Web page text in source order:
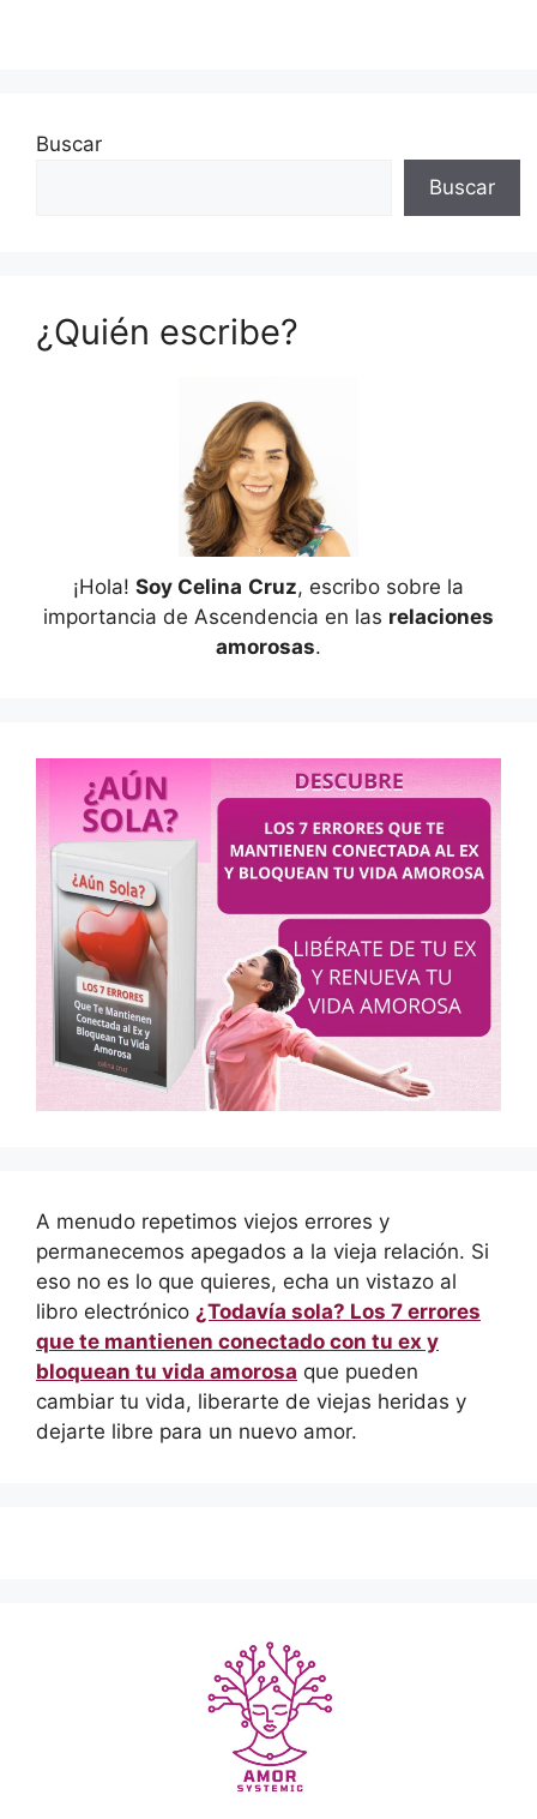
Buscar
Buscar
¿Quién escribe?
¡Hola! Soy Celina Cruz, escribo sobre la
importancia de Ascendencia en las relaciones
amorosas.
A menudo repetimos viejos errores y
permanecemos apegados a la vieja relación. Si
eso no es lo que quieres, echa un vistazo al
libro electrónico ¿Todavía sola? Los 7 errores
que te mantienen conectado con tu ex y
bloquean tu vida amorosa que pueden
cambiar tu vida, liberarte de viejas heridas y
dejarte libre para un nuevo amor.